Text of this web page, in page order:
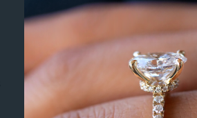
3D
Wollen
würde